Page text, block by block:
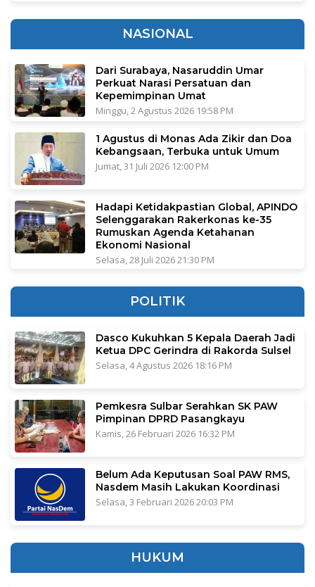
NASIONAL
Dari Surabaya, Nasaruddin Umar
Perkuat Narasi Persatuan dan
Kepemimpinan Umat
Minggu, 2 Agustus 2026 19:58 PM
1 Agustus di Monas Ada Zikir dan Doa
Kebangsaan, Terbuka untuk Umum
Jumat, 31 Juli 2026 12:00 PM
Hadapi Ketidakpastian Global, APINDO
Selenggarakan Rakerkonas ke-35
Rumuskan Agenda Ketahanan
Ekonomi Nasional
Selasa, 28 Juli 2026 21:30 PM
POLITIK
Dasco Kukuhkan 5 Kepala Daerah Jadi
Ketua DPC Gerindra di Rakorda Sulsel
Selasa, 4 Agustus 2026 18:16 PM
Pemkesra Sulbar Serahkan SK PAW
Pimpinan DPRD Pasangkayu
Kamis, 26 Februari 2026 16:32 PM
Belum Ada Keputusan Soal PAW RMS,
Nasdem Masih Lakukan Koordinasi
Selasa, 3 Februari 2026 20:03 PM
HUKUM